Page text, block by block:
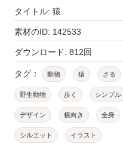
タイトル: 猿
素材のID: 142533
ダウンロード: 812回
タグ： 動物 猿 さる
野生動物 歩く シンプル
デザイン 横向き 全身
シルエット イラスト